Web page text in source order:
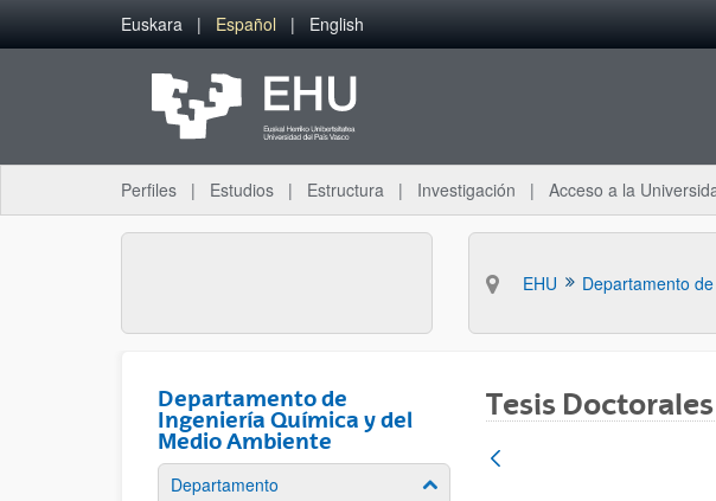
Saltar al contenido principal
Euskara Español English
Perfiles Estudios Estructura Investigación Acceso a la
EHU
Departamento de
Ingeniería Química y del
Medio Ambiente
Departamento Mostrar/ocultar subpáginas
Tesis